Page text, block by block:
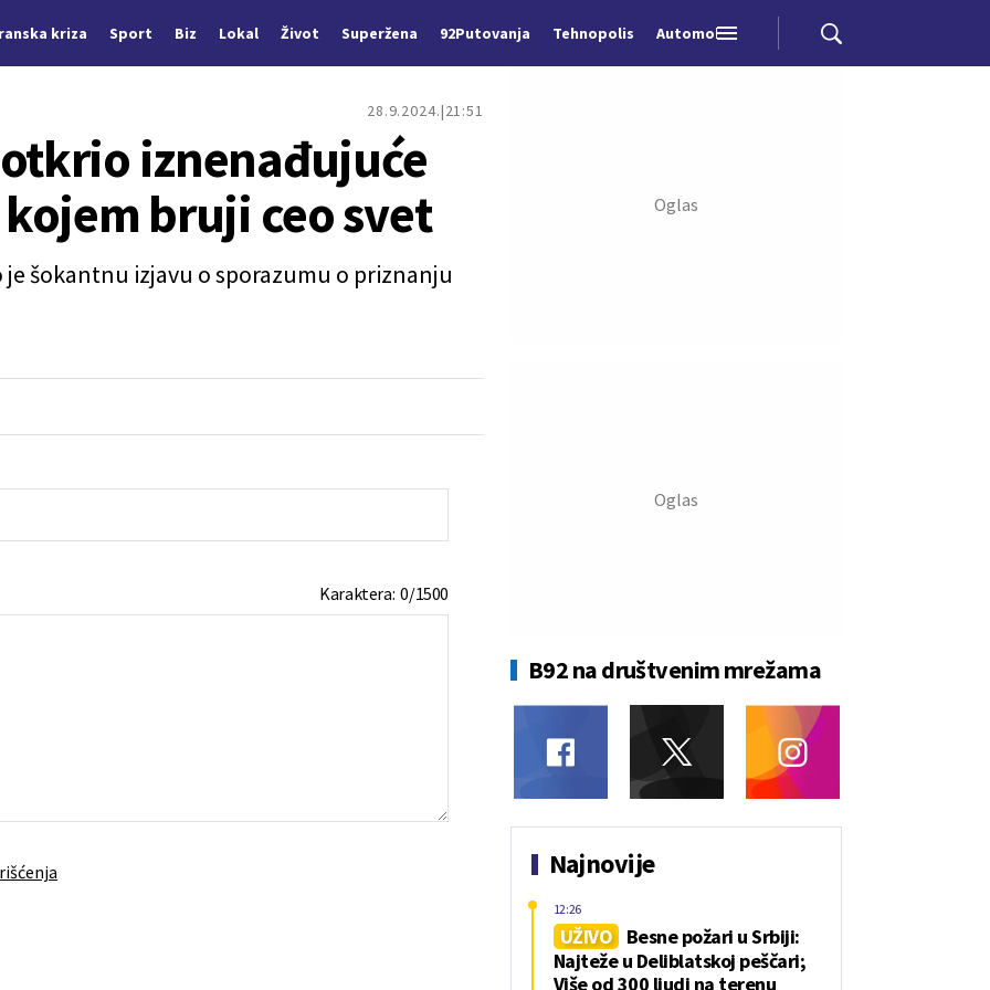
kriza Sport Biz Lokal Život Superžena 92Putovanja Tehnopolis Automobili
28.9.2024. 21:51
iznenađujuće
bruji ceo svet
je šokantnu izjavu o sporazumu o priznanju
Karaktera:0/1500
B92 na društvenim mrežama
Najnovije
UŽIVO
Besne požari u Srbiji:
Najteže u Deliblatskoj peščari;
Više od 300 ljudi na terenu
12:26